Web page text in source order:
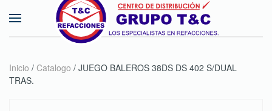
Skip to main content
Inicio / Catalogo / JUEGO BALEROS 38DS DS 402 S/DUAL
TRAS.